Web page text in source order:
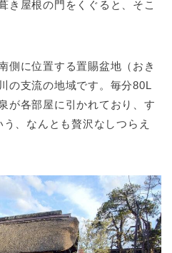
屋根の門をくぐると、そこ
側に位置する置賜盆地（おき
の支流の地域です。毎分80L
が各部屋に引かれており、す
、なんとも贅沢なしつらえ